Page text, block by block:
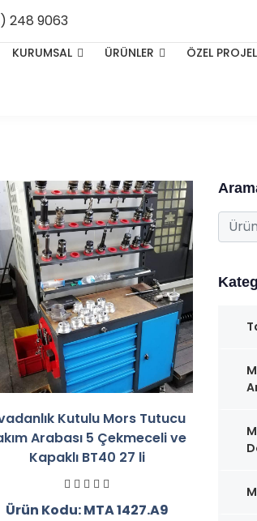
248 9063
KURUMSAL ÜRÜNLER ÖZEL
Kutulu Mors Tutucu
Arabası 5 Çekmeceli ve
Kapaklı BT40 27 li
Ürün Kodu: MTA 1427.A9